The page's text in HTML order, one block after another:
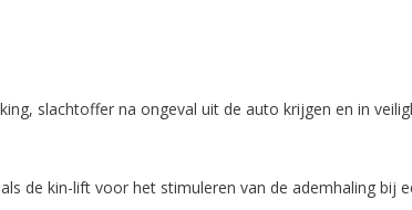
slachtoffer na ongeval uit de auto krijgen en in
de kin-lift voor het stimuleren van de ademhaling bij